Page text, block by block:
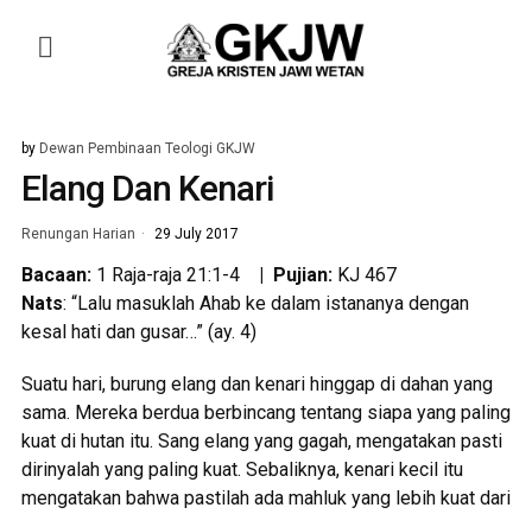
by Dewan Pembinaan Teologi GKJW
Elang Dan Kenari
Renungan Harian 29 July 2017
Bacaan: 1 Raja-raja 21:1-4 | Pujian: KJ 467
Nats: “Lalu masuklah Ahab ke dalam istananya dengan
kesal hati dan gusar…” (ay. 4)
Suatu hari, burung elang dan kenari hinggap di dahan yang
sama. Mereka berdua berbincang tentang siapa yang paling
kuat di hutan itu. Sang elang yang gagah, mengatakan pasti
dirinyalah yang paling kuat. Sebaliknya, kenari kecil itu
mengatakan bahwa pastilah ada mahluk yang lebih kuat dari